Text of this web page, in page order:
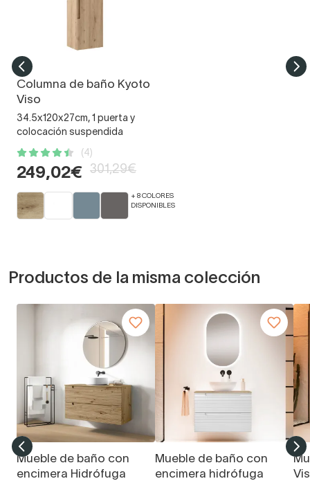
Columna de baño Kyoto
Viso
34.5x120x27cm, 1 puerta y
colocación suspendida
(4)
249,02€ 301,29€
+ 8 COLORES
DISPONIBLES
Productos de la misma colección
Mueble de baño con
encimera Hidrófuga
Mueble de baño con
encimera hidrófuga